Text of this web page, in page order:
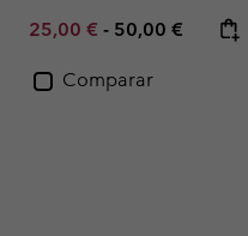
Minimum sale price:
25,00 € - Maximum price:
50,00 €
Comparar